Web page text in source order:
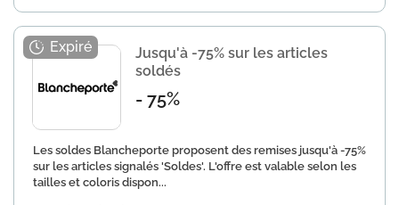
Jusqu'à -75% sur les articles
soldés
- 75%
Les soldes Blancheporte proposent des remises jusqu'à -75%
sur les articles signalés 'Soldes'. L'offre est valable selon les
tailles et coloris dispon...